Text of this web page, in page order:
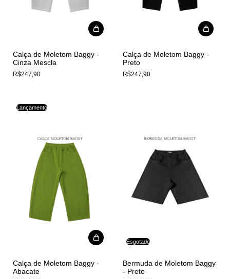
Calça de Moletom Baggy -
Cinza Mescla
R$247,90
Calça de Moletom Baggy -
Preto
R$247,90
Lançamento
Calça de Moletom Baggy -
Abacate
Esgotado
Bermuda de Moletom Baggy
- Preto